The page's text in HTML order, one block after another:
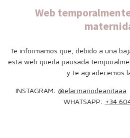
Web
Te informamos que, debido a una
esta web queda pausada
y te agradecemos
INSTAGRAM: @elarmariodeanitaaa
WHATSAPP: +34